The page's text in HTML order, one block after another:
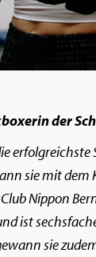
der
erfolgreichste
sie mit dem
Nippon
ist
sie